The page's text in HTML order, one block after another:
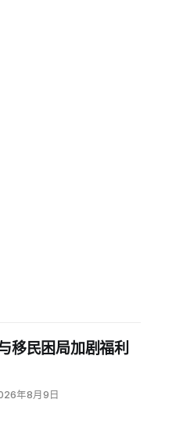
移民困局加剧福利
年8月9日